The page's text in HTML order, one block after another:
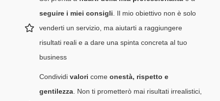
seguire i miei consigli . Il mio obiettivo non è solo
venderti un servizio, ma aiutarti a raggiungere
risultati reali e a dare una spinta concreta al tuo
business
Condividi valori come onestà, rispetto e
gentilezza . Non ti prometterò mai risultati irrealistici,